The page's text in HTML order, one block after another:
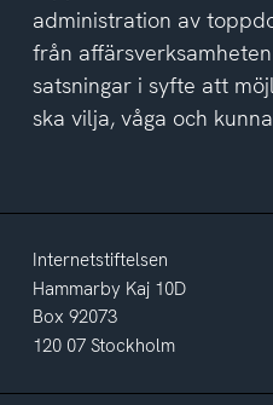
administration av
från
satsningar i syfte att
ska vilja, våga och
Internetstiftelsen
Hammarby Kaj 10D
Box 92073
120 07 Stockholm